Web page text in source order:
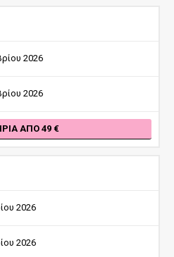
2026
2026
ΑΠΌ 49
2026
2026